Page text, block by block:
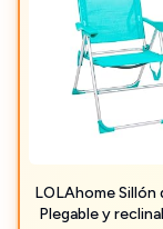
LOLAhome Sillón
Plegable y